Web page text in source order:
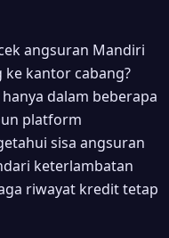
Tunas Finance?
Lewat MTF
Lewat
Lewat Blibli 🧾
Ada di Mana? 🔍
angsuran Mandiri
ke kantor cabang?
dalam beberapa
platform
sisa angsuran
keterlambatan
riwayat kredit tetap